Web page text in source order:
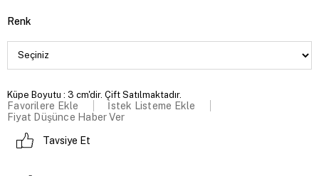
Renk
Küpe Boyutu : 3 cm'dir. Çift Satılmaktadır.
Favorilere Ekle
İstek Listeme Ekle
Fiyat Düşünce Haber Ver
Tavsiye Et